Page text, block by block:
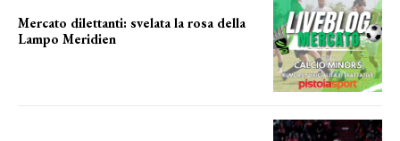
Mercato dilettanti: svelata la rosa della
Lampo Meridien